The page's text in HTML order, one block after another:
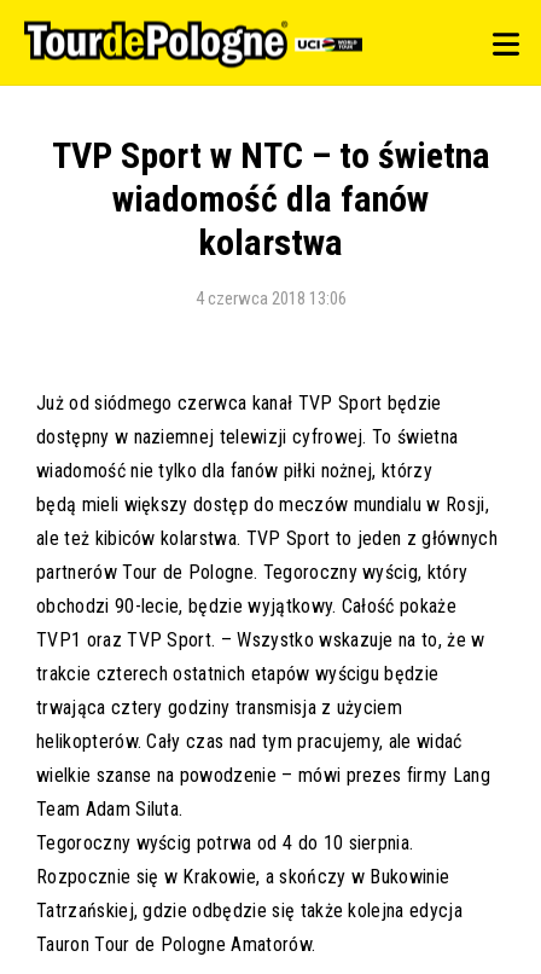
TVP Sport w NTC – to świetna
wiadomość dla fanów
kolarstwa
4 czerwca 2018 13:06
Już od siódmego czerwca kanał TVP Sport będzie
dostępny w naziemnej telewizji cyfrowej. To świetna
wiadomość nie tylko dla fanów piłki nożnej, którzy
będą mieli większy dostęp do meczów mundialu w Rosji,
ale też kibiców kolarstwa. TVP Sport to jeden z głównych
partnerów Tour de Pologne. Tegoroczny wyścig, który
obchodzi 90-lecie, będzie wyjątkowy. Całość pokaże
TVP1 oraz TVP Sport. – Wszystko wskazuje na to, że w
trakcie czterech ostatnich etapów wyścigu będzie
trwająca cztery godziny transmisja z użyciem
helikopterów. Cały czas nad tym pracujemy, ale widać
wielkie szanse na powodzenie – mówi prezes firmy Lang
Team Adam Siluta.
Tegoroczny wyścig potrwa od 4 do 10 sierpnia.
Rozpocznie się w Krakowie, a skończy w Bukowinie
Tatrzańskiej, gdzie odbędzie się także kolejna edycja
Tauron Tour de Pologne Amatorów.